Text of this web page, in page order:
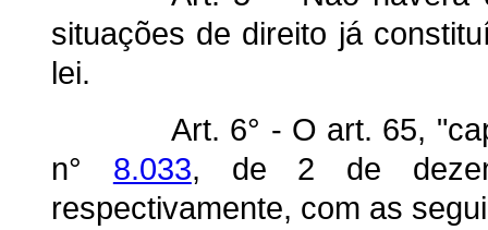
situações de direito já
lei.
Art. 6° - O art. 65,
n° 8.033, de 2 de
respectivamente, com as